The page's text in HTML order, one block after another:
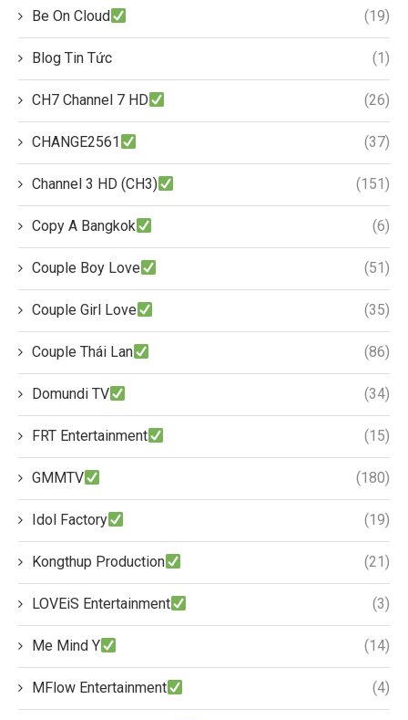
Be On Cloud (19)
Blog Tin Tức (1)
CH7 Channel 7 HD (26)
CHANGE2561 (37)
Channel 3 HD (CH3) (151)
Copy A Bangkok (6)
Couple Boy Love (51)
Couple Girl Love (35)
Couple Thái Lan (86)
Domundi TV (34)
FRT Entertainment (15)
GMMTV (180)
Idol Factory (19)
Kongthup Production (21)
LOVEiS Entertainment (3)
Me Mind Y (14)
MFlow Entertainment (4)